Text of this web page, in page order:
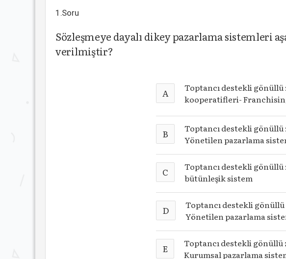
1.Soru
Sözleşmeye dayalı dikey pazarlama sistemleri
verilmiştir?
A
Toptancı destekli
kooperatifleri-
B
Toptancı destekli
Yönetilen pazarlama
C
Toptancı destekli
bütünleşik sistem
D
Toptancı destekli
Yönetilen pazarlama
E
Toptancı destekli
Kurumsal pazarlama